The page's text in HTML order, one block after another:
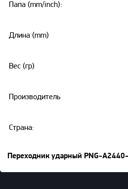
Папа (mm/inch):
Длина (mm)
Вес (гр)
Производитель
Страна:
Переходник ударный PNG-